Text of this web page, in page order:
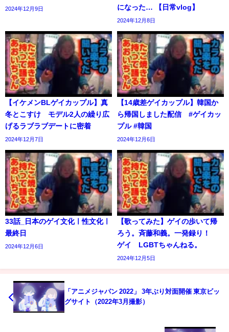
2024年12月9日
になった… 【日常vlog】
2024年12月8日
【イケメンBLゲイカップル】真
冬とこすけ モデル2人の繰り広
げるラブラブデートに密着
2024年12月7日
【14歳差ゲイカップル】韓国か
ら帰国しました配信 #ゲイカッ
プル #韓国
2024年12月6日
33話_日本のゲイ文化ㅣ性文化ㅣ
最終日
2024年12月6日
【歌ってみた】ゲイの歩いて帰
ろう。斉藤和義。一発録り！
ゲイ LGBTちゃんねる。
2024年12月5日
「アニメジャパン 2022」 3年ぶり対面開催 東京ビッ
グサイト（2022年3月撮影）